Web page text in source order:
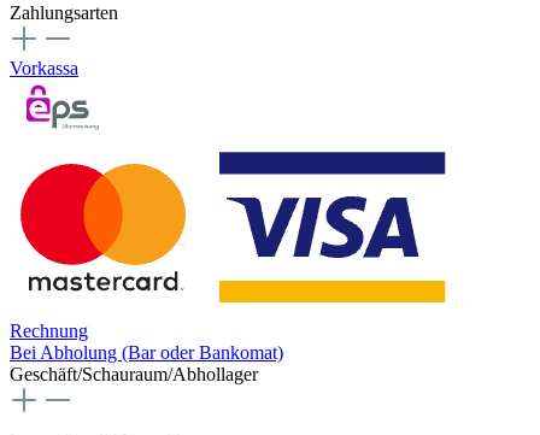
Zahlungsarten
Vorkassa
Rechnung
Bei Abholung (Bar oder Bankomat)
Geschäft/Schauraum/Abhollager